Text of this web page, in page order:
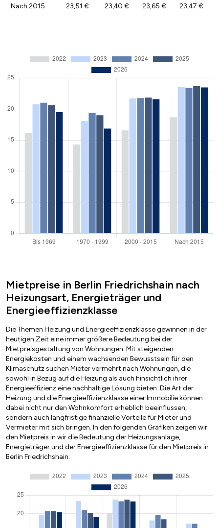
Nach 2015 23,51 € 23,40 € 23,65 € 23,47 €
Mietpreise in Berlin Friedrichshain nach
Heizungsart, Energieträger und
Energieeffizienzklasse
Die Themen Heizung und Energieeffizienzklasse gewinnen in der
heutigen Zeit eine immer größere Bedeutung bei der
Mietpreisgestaltung von Wohnungen. Mit steigenden
Energiekosten und einem wachsenden Bewusstsein für den
Klimaschutz suchen Mieter vermehrt nach Wohnungen, die
sowohl in Bezug auf die Heizung als auch hinsichtlich ihrer
Energieeffizienz eine nachhaltige Lösung bieten. Die Art der
Heizung und die Energieeffizienzklasse einer Immobilie können
dabei nicht nur den Wohnkomfort erheblich beeinflussen,
sondern auch langfristige finanzielle Vorteile für Mieter und
Vermieter mit sich bringen. In den folgenden Grafiken zeigen wir
den Mietpreis in wir die Bedeutung der Heizungsanlage,
Energieträger und der Energieeffizienzklasse für den Mietpreis in
Berlin Friedrichshain: